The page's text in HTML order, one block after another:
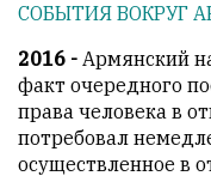
и
не
искажает
смысл.
Мнение
редакции
СОБЫТИЯ ВОКРУГ
2016 - Армянский
факт очередного
права человека в
потребовал
осуществленное в